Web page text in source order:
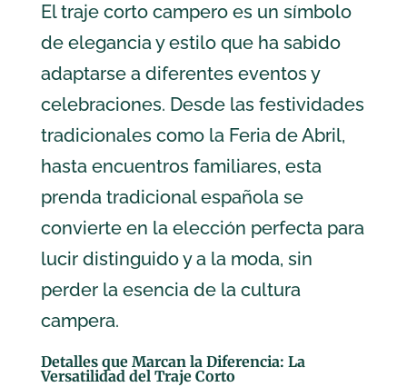
El traje corto campero es un símbolo
de elegancia y estilo que ha sabido
adaptarse a diferentes eventos y
celebraciones. Desde las festividades
tradicionales como la Feria de Abril,
hasta encuentros familiares, esta
prenda tradicional española se
convierte en la elección perfecta para
lucir distinguido y a la moda, sin
perder la esencia de la cultura
campera.
Detalles que Marcan la Diferencia: La
Versatilidad del Traje Corto